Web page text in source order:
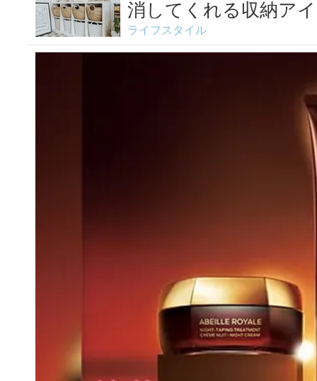
消してくれる収納ア
ライフスタイル